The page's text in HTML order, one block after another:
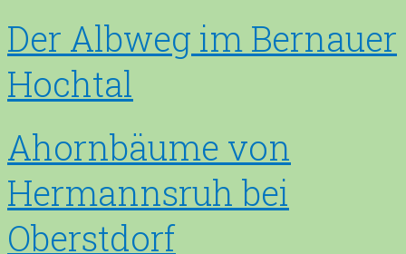
Der Albweg im Bernauer
Hochtal
Ahornbäume von
Hermannsruh bei
Oberstdorf